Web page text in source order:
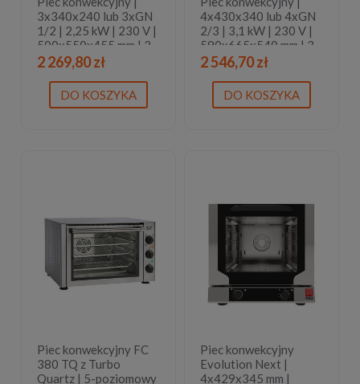
3x340x240 lub 3xGN
1/2 | 2,25 kW | 230 V |
500x550x455 mm | 3
lata gwarancji
2 269,80 zł
DO KOSZYKA
4x430x340 lub 4xGN
2/3 | 3,1 kW | 230 V |
590x665x540 mm | 3
lata gwarancji
2 546,70 zł
DO KOSZYKA
Piec konwekcyjny FC
380 TQ z Turbo
Quartz | 5-poziomowy
Piec konwekcyjny
Evolution Next |
4x429x345 mm |